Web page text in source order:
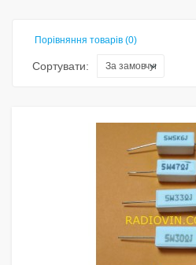
Порівняння товарів (0)
Сортувати: